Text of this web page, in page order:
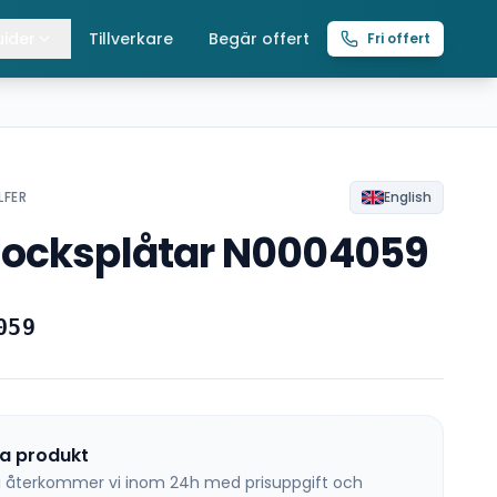
Tillverkare Begär offert Fri offert
English
N0004059
produkt
återkommer vi inom 24h med prisuppgift och